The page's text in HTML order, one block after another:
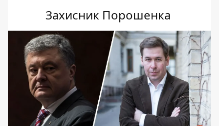
Захисник Порошенка